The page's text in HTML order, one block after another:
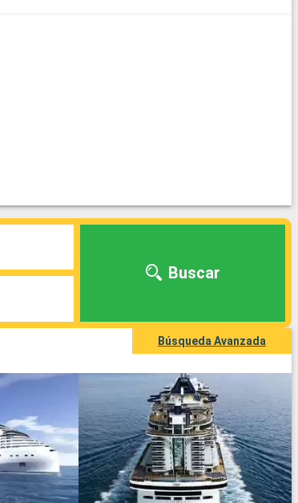
Buscar
Búsqueda Avanzada